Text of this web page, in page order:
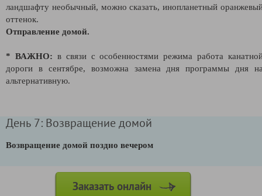
ландшафту необычный, можно сказать, инопланетный
оттенок.
Отправление домой.
* ВАЖНО: в связи с особенностями режима работа
дороги в сентябре, возможна замена дня программы дня
альтернативную.
День 7: Возвращение домой
Возвращение домой поздно вечером
Заказать онлайн